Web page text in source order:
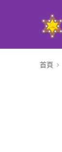
首頁